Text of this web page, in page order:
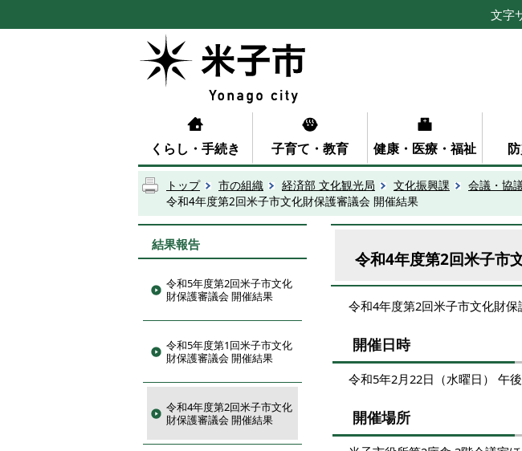
文字
くらし・手続き 子育て・教育 健康・医療・福祉
トップ 市の組織 経済部 文化観光局 文化振興課 会議・協
令和4年度第2回米子市文化財保護審議会 開催結果
結果報告
令和5年度第2回米子市文化
財保護審議会 開催結果
令和5年度第1回米子市文化
財保護審議会 開催結果
令和4年度第2回米子市文化
財保護審議会 開催結果
令和4年度第2回米子市
令和4年度第2回米子市文化財保
開催日時
令和5年2月22日（水曜日） 午
開催場所